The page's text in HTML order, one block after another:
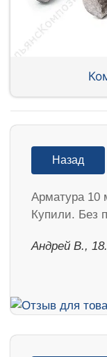
Назад
Арматура 10
Купили. Без
Андрей В.,